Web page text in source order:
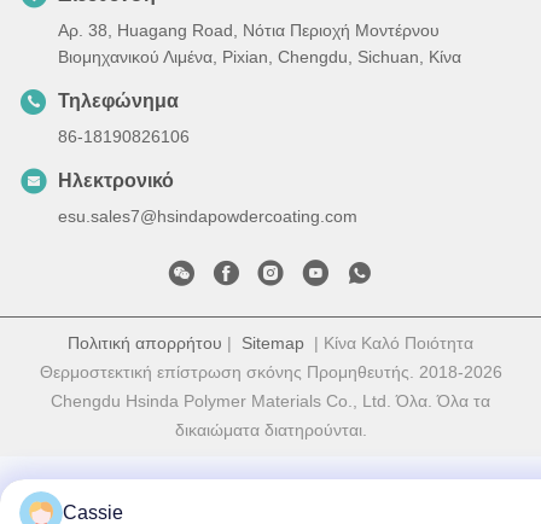
Αρ. 38, Huagang Road, Νότια Περιοχή Μοντέρνου
Βιομηχανικού Λιμένα, Pixian, Chengdu, Sichuan, Κίνα
Τηλεφώνημα
86-18190826106
Ηλεκτρονικό
esu.sales7@hsindapowdercoating.com
Πολιτική απορρήτου | Sitemap | Κίνα Καλό Ποιότητα
Θερμοστεκτική επίστρωση σκόνης Προμηθευτής. 2018-2026
Chengdu Hsinda Polymer Materials Co., Ltd. Όλα. Όλα τα
δικαιώματα διατηρούνται.
Cassie